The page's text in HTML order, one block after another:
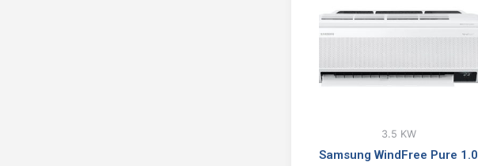
3.5 KW
Samsung WindFree Pure 1.0